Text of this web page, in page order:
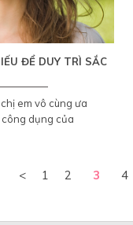
ĐỂ DUY TRÌ SẮC
em vô cùng ưa
dụng của
< 1 2 3 4